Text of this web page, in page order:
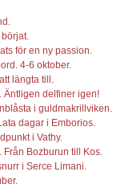
för en ny passion.
4-6 oktober.
längta till.
Äntligen delfiner igen!
i guldmakrillviken.
dagar i Emborios.
i Vathy.
Från Bozburun till Kos.
i Serce Limani.